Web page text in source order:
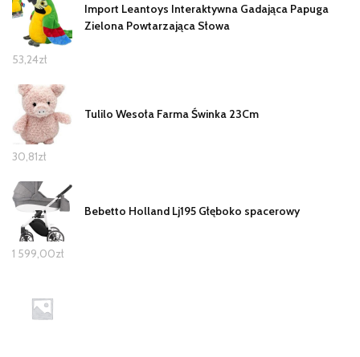
Import Leantoys Interaktywna Gadająca Papuga
Zielona Powtarzająca Słowa
53,24zł
Tulilo Wesoła Farma Świnka 23Cm
30,81zł
Bebetto Holland Lj195 Głęboko spacerowy
1 599,00zł